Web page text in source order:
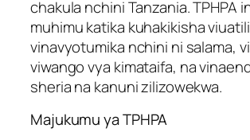
chakula nchini Tanzania. TPHPA
muhimu katika kuhakikisha
vinavyotumika nchini ni salama,
viwango vya kimataifa, na
sheria na kanuni zilizowekwa.
Majukumu ya TPHPA